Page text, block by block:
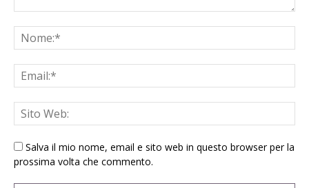
Salva il mio nome, email e sito web in questo browser per la
prossima volta che commento.